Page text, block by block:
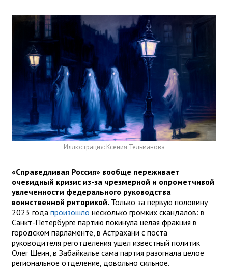
Иллюстрация: Ксения Тельманова
«Справедливая Россия» вообще переживает
очевидный кризис из-за чрезмерной и опрометчивой
увлеченности федерального руководства
воинственной риторикой. Только за первую половину
2023 года произошло несколько громких скандалов: в
Санкт-Петербурге партию покинула целая фракция в
городском парламенте, в Астрахани с поста
руководителя реготделения ушел известный политик
Олег Шеин, в Забайкалье сама партия разогнала целое
региональное отделение, довольно сильное.